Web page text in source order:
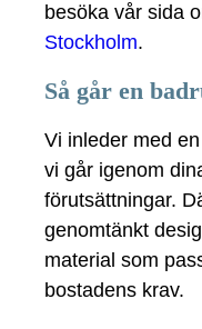
besöka vår sida
Stockholm.
Så går en
Vi inleder med
vi går igenom
förutsättningar.
genomtänkt
material som
bostadens krav.